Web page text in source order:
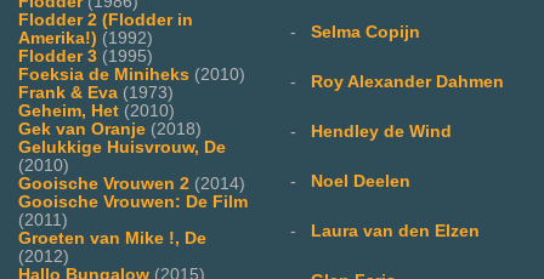
Flodder 2 (Flodder in
Amerika!) (1992)
Flodder 3 (1995)
Foeksia de Miniheks (2010)
Frank & Eva (1973)
Geheim, Het (2010)
Gek van Oranje (2018)
Gelukkige Huisvrouw, De
(2010)
Gooische Vrouwen 2 (2014)
Gooische Vrouwen: De Film
(2011)
Groeten van Mike !, De
(2012)
Hallo Bungalow (2015)
- Selma Copijn
- Roy Alexander Dahmen
- Hendley de Wind
- Noel Deelen
- Laura van den Elzen